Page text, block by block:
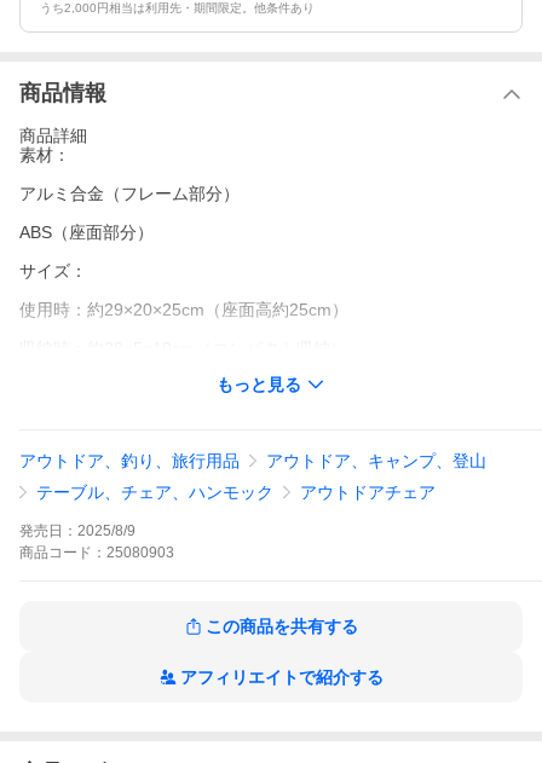
うち2,000円相当は利用先・期間限定。他条件あり
商品情報
商品詳細
素材：
アルミ合金（フレーム部分）
ABS（座面部分）
サイズ：
使用時：約29×20×25cm（座面高約25cm）
耐荷重：
約150kg
特徴：
折りたたみ式：使用後は簡単に折りたたんで、コンパクトに収納
もっと見る
アウトドア、釣り、旅行用品
アウトドア、キャンプ、登山
テーブル、チェア、ハンモック
アウトドアチェア
発売日： 2025/8/9
商品 コード： 25080903
この商品を共有する
アフィリエイトで紹介する